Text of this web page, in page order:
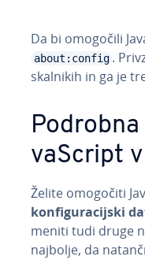
Da bi omogočili
about:config .
skal­ni­kih in ga je
va­Script
Želite omogočiti
kon­fi­gu­ra­cij­ski
me­ni­ti tudi druge
najbolje, da